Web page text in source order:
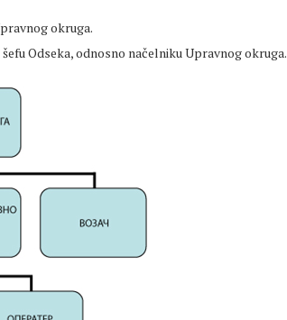
okruga.
Odseka, odnosno načelniku Upravnog okruga.